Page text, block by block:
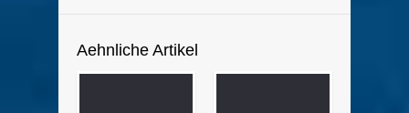
Aehnliche Artikel